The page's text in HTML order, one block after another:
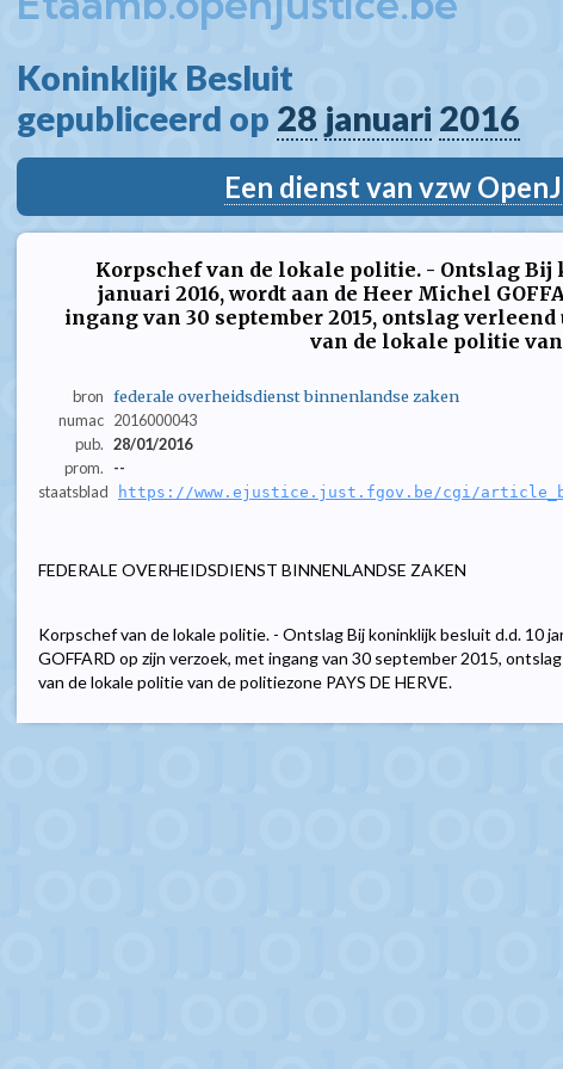
Koninklijk Besluit
gepubliceerd op 28 januari 2016
Een dienst van vzw
Korpschef van de lokale politie. - Ontslag
januari 2016, wordt aan de Heer Michel
ingang van 30 september 2015, ontslag
van de lokale politie van
bron federale overheidsdienst binnenlandse zaken
numac 2016000043
pub. 28/01/2016
prom.
--
staatsblad
https://www.ejustice.just.fgov.be/cgi/
FEDERALE OVERHEIDSDIENST BINNENLANDSE ZAKEN
Korpschef van de lokale politie. - Ontslag Bij koninklijk besluit d.d. 10
GOFFARD op zijn verzoek, met ingang van 30 september 2015,
van de lokale politie van de politiezone PAYS DE HERVE.